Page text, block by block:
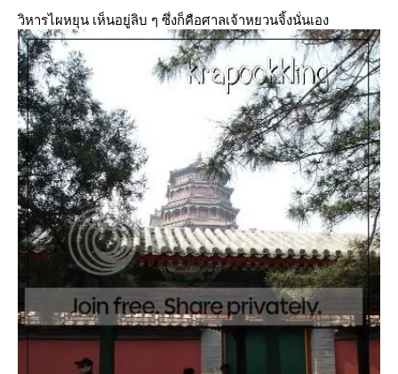
วิหารไผหยุน เห็นอยู่ลิบ ๆ ซึ่งก็คือศาลเจ้าหยวนจิ้งนั่นเอง